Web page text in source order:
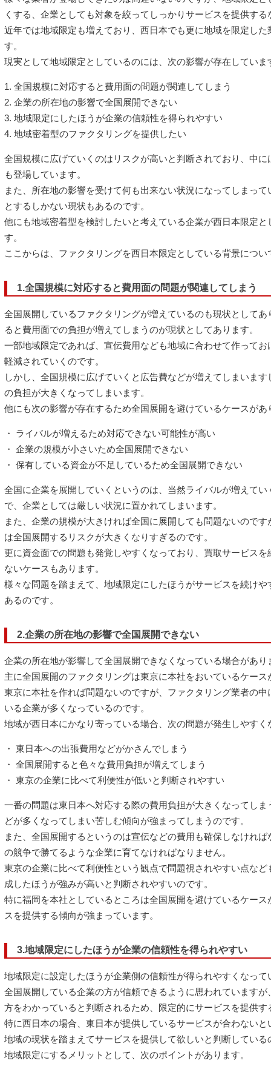
くする、企業としても対象を絞ってしっかりサービスを提供す
近年では地域限定も増えており、西日本でも更に地域を限定し
す。
現実として地域限定としているのには、次の影響が存在していま
1. 全国規模に対応すると費用面の問題が関連してしまう
2. 企業の所在地の影響で全国展開できない
3. 地域限定にしたほうが企業の信頼性を得られやすい
4. 地域密着型のファクタリングを提供したい
全国規模に広げていくのはリスクが高いと判断されており、中
も登場しています。
また、所在地の影響を受けて何も出来ない状況になってしまっ
とするしかない現状もあるのです。
他にも地域密着型を検討したいと考えている企業が西日本限定
す。
ここからは、ファクタリングを西日本限定としている背景につ
1.全国規模に対応すると費用面の問題が関連してしまう
全国展開しているファクタリングが増えているのも現状として
ると費用面での負担が増えてしまうのが現状としてあります。
一部地域限定であれば、宣伝費用なども地域に合わせて作って
軽減されていくのです。
しかし、全国規模に広げていくと広告費などが増えてしまいま
の負担が大きくなってしまいます。
他にも次の影響が存在するため全国展開を避けているケースがあ
・ ライバルが増えるため対応できない可能性が高い
・ 企業の規模が小さいため全国展開できない
・ 保有している資金が不足しているため全国展開できない
全国に企業を展開していくというのは、当然ライバルが増えて
で、企業としては厳しい状況に置かれてしまいます。
また、企業の規模が大きければ全国に展開しても問題ないので
は全国展開するリスクが大きくなりすぎるのです。
更に資金面での問題も発覚しやすくなっており、買取サービス
ないケースもあります。
様々な問題を踏まえて、地域限定にしたほうがサービスを続け
あるのです。
2.企業の所在地の影響で全国展開できない
企業の所在地が影響して全国展開できなくなっている場合があり
主に全国展開のファクタリングは東京に本社をおいているケー
東京に本社を作れば問題ないのですが、ファクタリング業者の
いる企業が多くなっているのです。
地域が西日本にかなり寄っている場合、次の問題が発生しやすく
・ 東日本への出張費用などがかさんでしまう
・ 全国展開すると色々な費用負担が増えてしまう
・ 東京の企業に比べて利便性が低いと判断されやすい
一番の問題は東日本へ対応する際の費用負担が大きくなってし
どが多くなってしまい苦しむ傾向が強まってしまうのです。
また、全国展開するというのは宣伝などの費用も確保しなけれ
の競争で勝てるような企業に育てなければなりません。
東京の企業に比べて利便性という観点で問題視されやすい点な
成したほうが強みが高いと判断されやすいのです。
特に福岡を本社としているところは全国展開を避けているケー
スを提供する傾向が強まっています。
3.地域限定にしたほうが企業の信頼性を得られやすい
地域限定に設定したほうが企業側の信頼性が得られやすくなっ
全国展開している企業の方が信頼できるように思われています
方をわかっていると判断されるため、限定的にサービスを提供
特に西日本の場合、東日本が提供しているサービスが合わない
地域の現状を踏まえてサービスを提供して欲しいと判断している
地域限定にするメリットとして、次のポイントがあります。